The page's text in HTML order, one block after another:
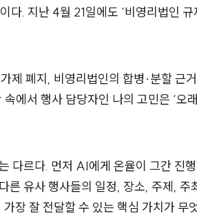
다. 지난 4월 21일에도 ‘비영리법인
제 폐지, 비영리법인의 합병·분할 근
에서 행사 담당자인 나의 고민은 ‘오
다르다. 먼저 AI에게 온율이 그간 진
유사 행사들의 일정, 장소, 주제,
장 잘 전달할 수 있는 핵심 가치가